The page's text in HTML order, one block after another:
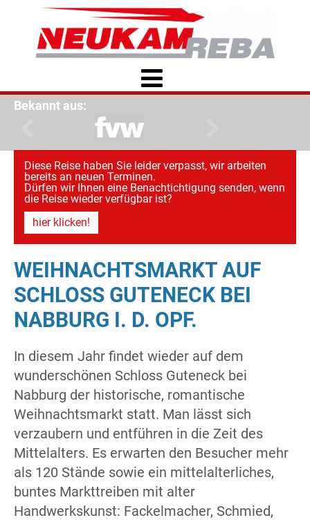
Bekannt aus:
Diese Reise haben Sie leider verpasst, wir arbeiten
bereits an neuen Terminen.
Dürfen wir Ihnen eine Benachtichtigung senden, wenn
die Reise wieder verfügbar ist?
hier klicken!
WEIHNACHTSMARKT AUF
SCHLOSS GUTENECK BEI
NABBURG I. D. OPF.
In diesem Jahr findet wieder auf dem
wunderschönen Schloss Guteneck bei
Nabburg der historische, romantische
Weihnachtsmarkt statt. Man lässt sich
verzaubern und entführen in die Zeit des
Mittelalters. Es erwarten den Besucher mehr
als 120 Stände sowie ein mittelalterliches,
buntes Markttreiben mit alter
Handwerkskunst: Fackelmacher, Schmied,